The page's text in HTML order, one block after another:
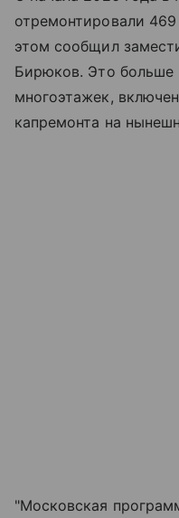
отремонтировали
этом сообщил
Бирюков. Это больше
многоэтажек,
капремонта на
"Московская